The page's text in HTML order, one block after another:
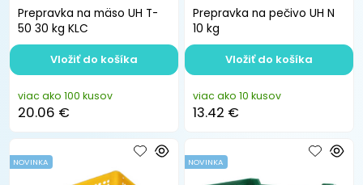
Prepravka na mäso UH T-
50 30 kg KLC
viac ako 100 kusov
20.06 €
Vložiť do košíka
Prepravka na pečivo UH N
10 kg
viac ako 10 kusov
13.42 €
Vložiť do košíka
NOVINKA NOVINKA